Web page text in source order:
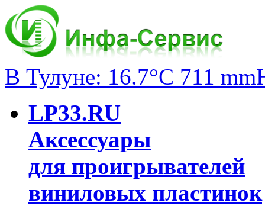
В Тулуне: 16.7°C 711
LP33.RU
Аксессуары
для проигрывателей
виниловых пластинок